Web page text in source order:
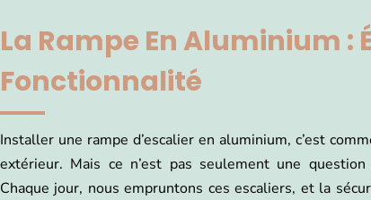
La Rampe En Aluminium :
Fonctionnalité
Installer une rampe d’escalier en aluminium, c’est
extérieur. Mais ce n’est pas seulement une
Chaque jour, nous empruntons ces escaliers, et la